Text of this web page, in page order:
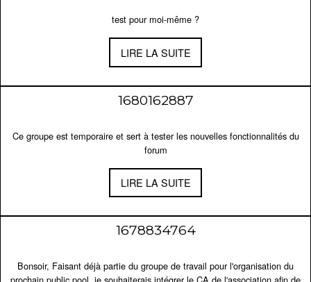
test pour moi-même ?
LIRE LA SUITE
1680162887
Ce groupe est temporaire et sert à tester les nouvelles fonctionnalités du
forum
LIRE LA SUITE
1678834764
Bonsoir, Faisant déjà partie du groupe de travail pour l'organisation du